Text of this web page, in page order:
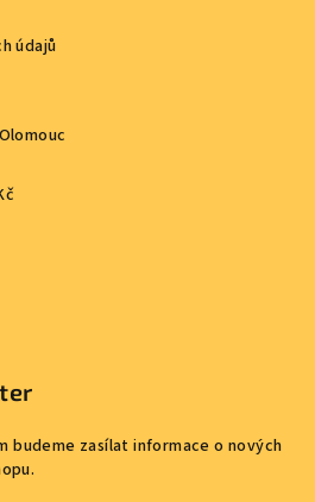
údajů
budeme zasílat informace o nových